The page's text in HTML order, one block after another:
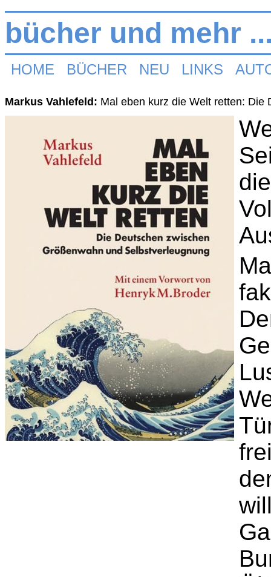
bücher und mehr
HOME BÜCHER NEU LINKS
Markus Vahlefeld: Mal eben kurz die Welt retten: Die